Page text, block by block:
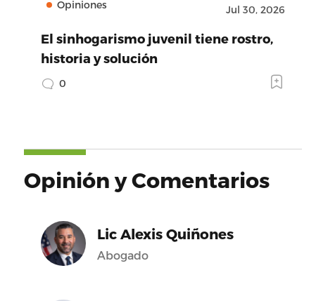
Opiniones Jul 30, 2026
El sinhogarismo juvenil tiene rostro,
historia y solución
0
Opinión y Comentarios
Lic Alexis Quiñones
Abogado